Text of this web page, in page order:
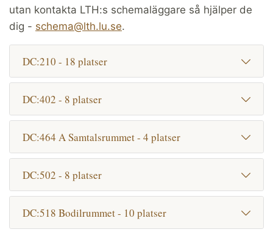
utan kontakta LTH:s schemaläggare så hjälper de
dig - schema@lth.lu.se.
DC:210 - 18 platser
DC:402 - 8 platser
DC:464 A Samtalsrummet - 4 platser
DC:502 - 8 platser
DC:518 Bodilrummet - 10 platser